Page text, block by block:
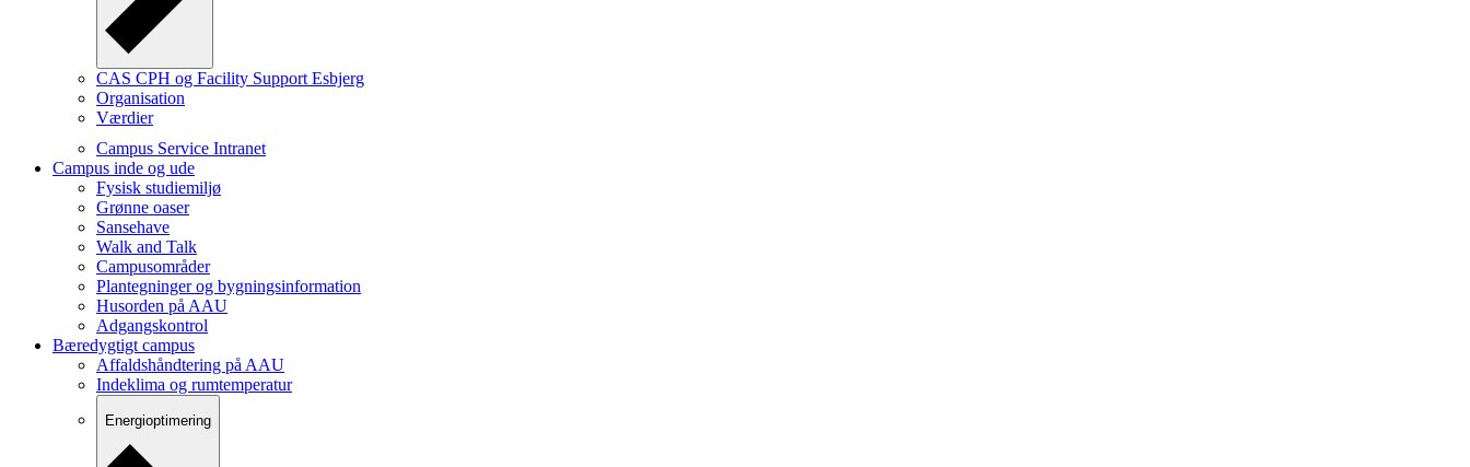
CAS CPH og Facility Support Esbjerg
Organisation
Værdier
Campus Service Intranet
Campus inde og ude
Fysisk studiemiljø
Grønne oaser
Sansehave
Walk and Talk
Campusområder
Plantegninger og bygningsinformation
Husorden på AAU
Adgangskontrol
Bæredygtigt campus
Affaldshåndtering på AAU
Indeklima og rumtemperatur
Energioptimering